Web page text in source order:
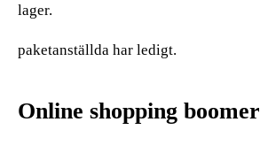
lager.
paketanställda har ledigt.
Online shopping boomer